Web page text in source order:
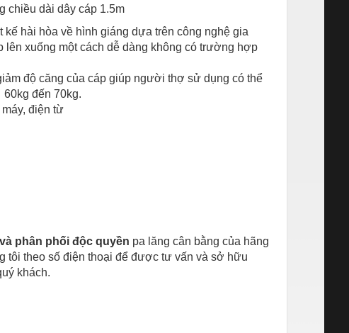
chiều dài dây cáp 1.5m
hài hòa về hình giáng dựa trên công nghệ gia
lên xuống một cách dễ dàng không có trường hợp
độ căng của cáp giúp người thợ sử dụng có thể
đến 70kg.
điện từ
phân phối độc quyền pa lăng cân bằng của hãng
tôi theo số điện thoại để được tư vấn và sở hữu
khách.